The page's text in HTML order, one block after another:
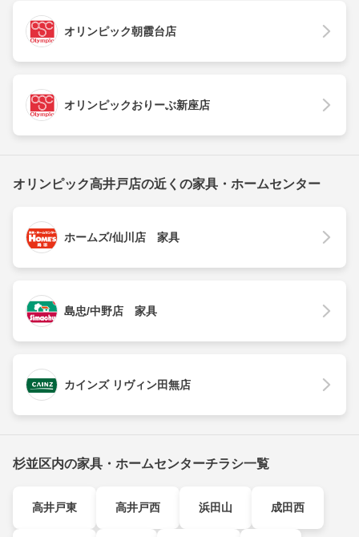
オリンピック朝霞台店
オリンピックおりーぶ新座店
オリンピック高井戸店の近くの家具・ホームセンター
ホームズ/仙川店 家具
島忠/中野店 家具
カインズ リヴィン田無店
杉並区内の家具・ホームセンターチラシ一覧
高井戸東 高井戸西 浜田山 成田西